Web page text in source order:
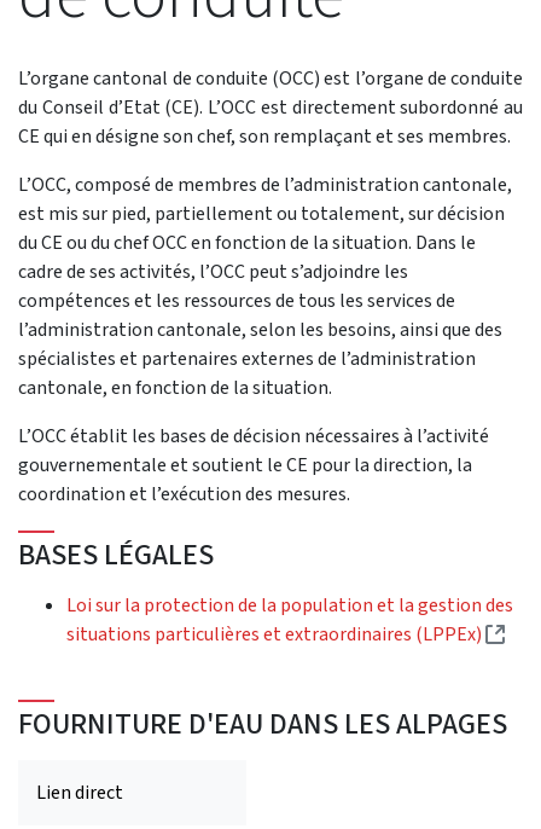
L’organe cantonal de conduite (OCC) est l’organe de conduite
du Conseil d’Etat (CE). L’OCC est directement subordonné au
CE qui en désigne son chef, son remplaçant et ses membres.
L’OCC, composé de membres de l’administration cantonale,
est mis sur pied, partiellement ou totalement, sur décision
du CE ou du chef OCC en fonction de la situation. Dans le
cadre de ses activités, l’OCC peut s’adjoindre les
compétences et les ressources de tous les services de
l’administration cantonale, selon les besoins, ainsi que des
spécialistes et partenaires externes de l’administration
cantonale, en fonction de la situation.
L’OCC établit les bases de décision nécessaires à l’activité
gouvernementale et soutient le CE pour la direction, la
coordination et l’exécution des mesures.
BASES LÉGALES
Loi sur la protection de la population et la gestion des
situations particulières et extraordinaires (LPPEx)
FOURNITURE D'EAU DANS LES ALPAGES
Lien direct